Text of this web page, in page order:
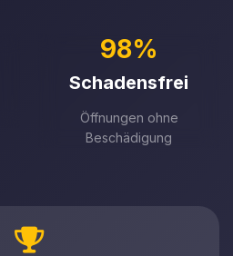
98%
Schadensfrei
Öffnungen ohne
Beschädigung